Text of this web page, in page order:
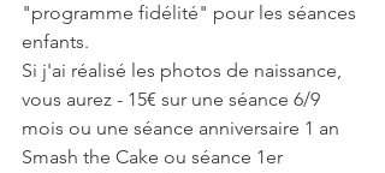
"programme fidélité" pour les séances
enfants.
Si j'ai réalisé les photos de naissance,
vous aurez - 15€ sur une séance 6/9
mois ou une séance anniversaire 1 an
Smash the Cake ou séance 1er